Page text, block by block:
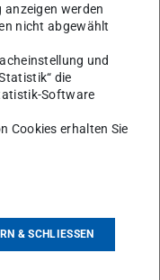
werden
nicht abgewählt
und
die
Software
Cookies erhalten Sie
& SCHLIESSEN